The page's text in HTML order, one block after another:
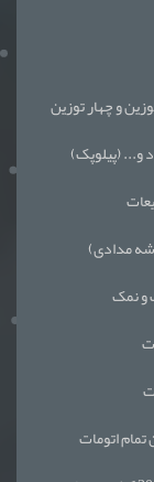
و چهار توزین
و... (پیلوپک)
مدادی)
اتومات